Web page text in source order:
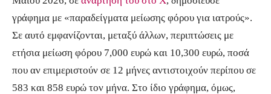
γράφημα με «παραδείγματα μείωσης φόρου για ιατρούς».
Σε αυτό εμφανίζονται, μεταξύ άλλων, περιπτώσεις με
ετήσια μείωση φόρου 7,000 ευρώ και 10,300 ευρώ, ποσά
που αν επιμεριστούν σε 12 μήνες αντιστοιχούν περίπου σε
583 και 858 ευρώ τον μήνα. Στο ίδιο γράφημα, όμως,